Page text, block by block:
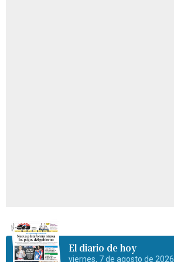
El diario de hoy
viernes, 7 de agosto de 2026